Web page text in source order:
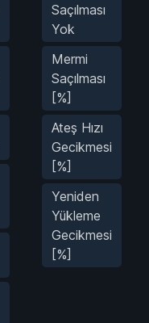
Saçılması
Yok
Mermi
Saçılması
[%]
Ateş Hızı
Gecikmesi
[%]
Yeniden
Yükleme
Gecikmesi
[%]